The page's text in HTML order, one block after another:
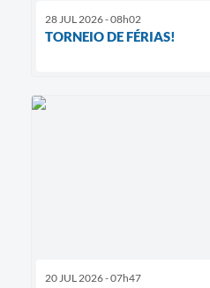
28 JUL 2026 - 08h02
TORNEIO DE FÉRIAS!
20 JUL 2026 - 07h47